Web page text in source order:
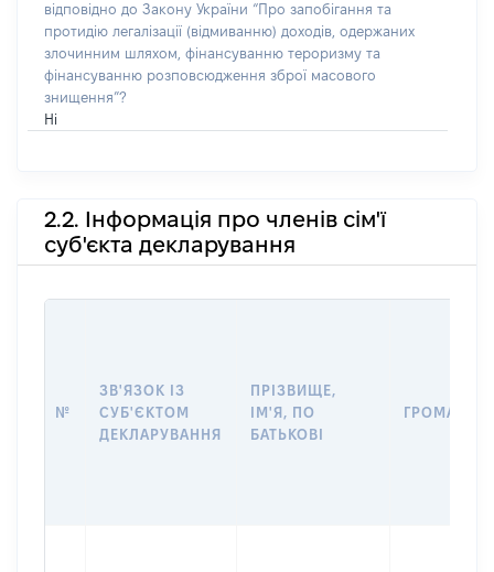
відповідно до Закону України “Про запобігання та
протидію легалізації (відмиванню) доходів, одержаних
злочинним шляхом, фінансуванню тероризму та
фінансуванню розповсюдження зброї масового
знищення”?
Ні
2.2. Інформація про членів сім'ї
суб'єкта декларування
№
ЗВ'ЯЗОК ІЗ
СУБ'ЄКТОМ
ДЕКЛАРУВАННЯ
ПРІЗВИЩЕ,
ІМ'Я, ПО
БАТЬКОВІ